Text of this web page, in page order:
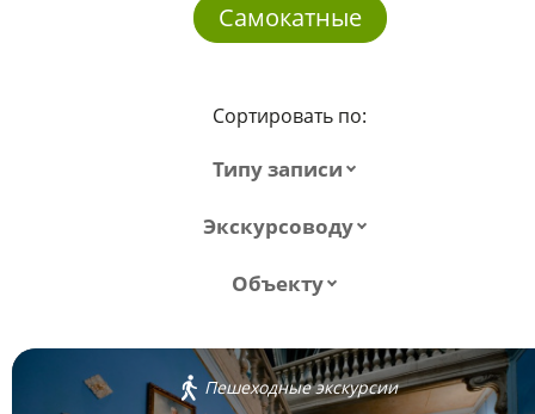
Самокатные
Сортировать по:
Типу записи
Экскурсоводу
Объекту
Пешеходные экскурсии